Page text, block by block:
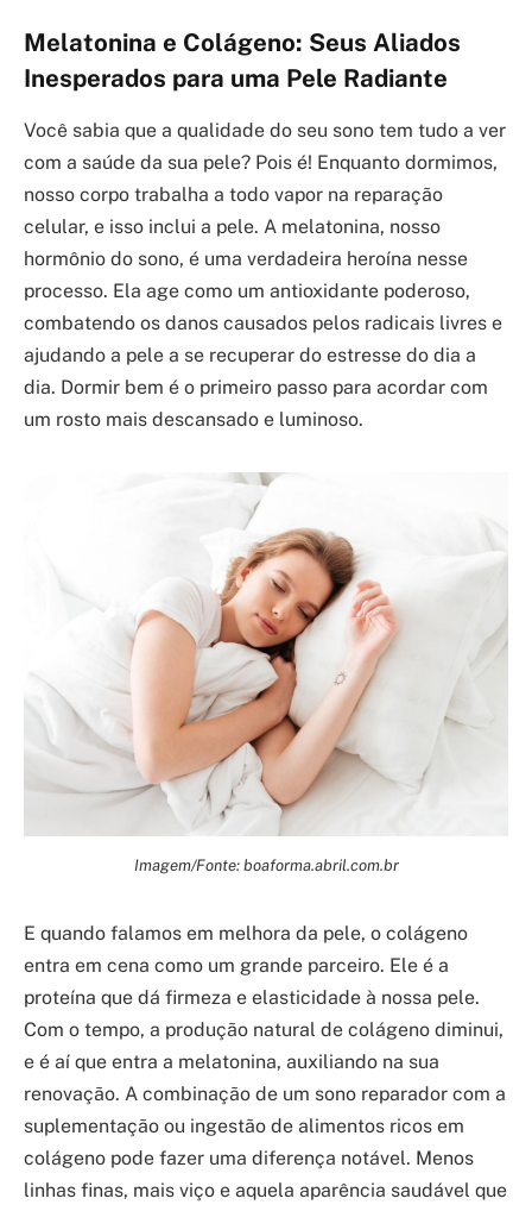
Melatonina e Colágeno: Seus Aliados
Inesperados para uma Pele Radiante
Você sabia que a qualidade do seu sono tem tudo a ver
com a saúde da sua pele? Pois é! Enquanto dormimos,
nosso corpo trabalha a todo vapor na reparação
celular, e isso inclui a pele. A melatonina, nosso
hormônio do sono, é uma verdadeira heroína nesse
processo. Ela age como um antioxidante poderoso,
combatendo os danos causados pelos radicais livres e
ajudando a pele a se recuperar do estresse do dia a
dia. Dormir bem é o primeiro passo para acordar com
um rosto mais descansado e luminoso.
Imagem/Fonte: boaforma.abril.com.br
E quando falamos em melhora da pele, o colágeno
entra em cena como um grande parceiro. Ele é a
proteína que dá firmeza e elasticidade à nossa pele.
Com o tempo, a produção natural de colágeno diminui,
e é aí que entra a melatonina, auxiliando na sua
renovação. A combinação de um sono reparador com a
suplementação ou ingestão de alimentos ricos em
colágeno pode fazer uma diferença notável. Menos
linhas finas, mais viço e aquela aparência saudável que